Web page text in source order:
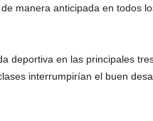
manera anticipada en todos
deportiva en las principales
interrumpirían el buen